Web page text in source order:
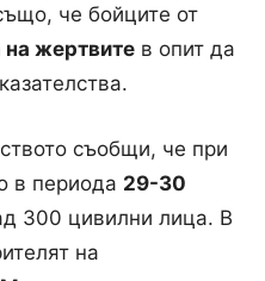
че бойците от
на жертвите в опит да
съобщи, че при
в периода 29-30
300 цивилни лица. В
на